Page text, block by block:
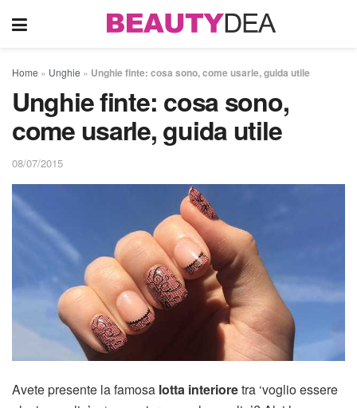
Home » Unghie » Unghie finte: cosa sono, come usarle, guida utile
Unghie finte: cosa sono,
come usarle, guida utile
08/07/2015
Avete presente la famosa lotta interioretra ‘voglio essere